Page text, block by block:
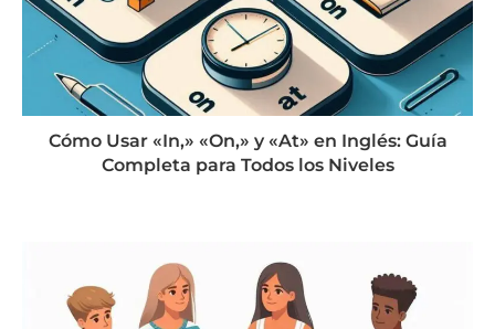
Cómo Usar «In,» «On,» y «At» en Inglés: Guía
Completa para Todos los Niveles